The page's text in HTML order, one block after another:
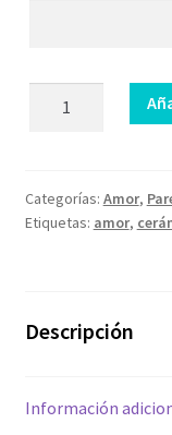
Taza
cantidad
Categorías: Amor,
Etiquetas: amor,
Descripción
Información